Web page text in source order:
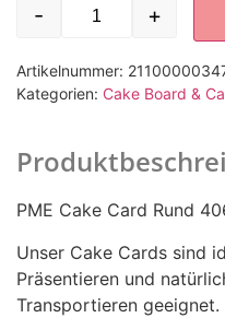
- +
Artikelnummer:
Kategorien: Cake Board &
PME Cake Card Rund
Unser Cake Cards sind
Präsentieren und
Transportieren